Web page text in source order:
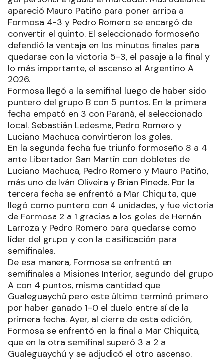
apareció Mauro Patiño para poner arriba a
Formosa 4-3 y Pedro Romero se encargó de
convertir el quinto. El seleccionado formoseño
defendió la ventaja en los minutos finales para
quedarse con la victoria 5-3, el pasaje a la final y
lo más importante, el ascenso al Argentino A
2026.
Formosa llegó a la semifinal luego de haber sido
puntero del grupo B con 5 puntos. En la primera
fecha empató en 3 con Paraná, el seleccionado
local. Sebastián Ledesma, Pedro Romero y
Luciano Machuca convirtieron los goles.
En la segunda fecha fue triunfo formoseño 8 a 4
ante Libertador San Martín con dobletes de
Luciano Machuca, Pedro Romero y Mauro Patiño,
más uno de Iván Oliveira y Brian Pineda. Por la
tercera fecha se enfrentó a Mar Chiquita, que
llegó como puntero con 4 unidades, y fue victoria
de Formosa 2 a 1 gracias a los goles de Hernán
Larroza y Pedro Romero para quedarse como
líder del grupo y con la clasificación para
semifinales.
De esa manera, Formosa se enfrentó en
semifinales a Misiones Interior, segundo del grupo
A con 4 puntos, misma cantidad que
Gualeguaychú pero este último terminó primero
por haber ganado 1-0 el duelo entre sí de la
primera fecha. Ayer, al cierre de esta edición,
Formosa se enfrentó en la final a Mar Chiquita,
que en la otra semifinal superó 3 a 2 a
Gualeguaychú y se adjudicó el otro ascenso.